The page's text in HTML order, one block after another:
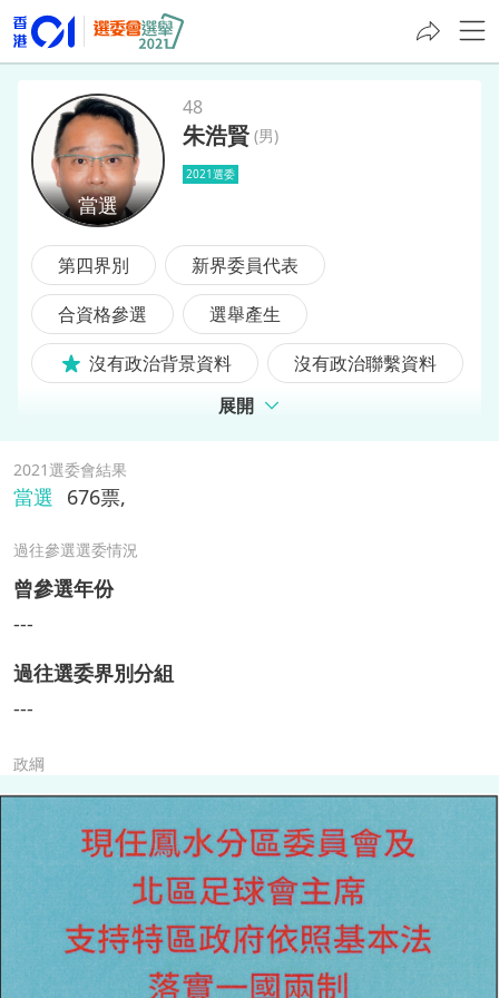
朱浩賢
48
朱浩賢 (男)
2021選委
第四界別
新界委員代表
合資格參選
選舉產生
沒有政治背景資料
沒有政治聯繫資料
展開
2021選委會結果
當選 676票,
過往參選選委情況
曾參選年份
---
過往選委界別分組
---
政綱